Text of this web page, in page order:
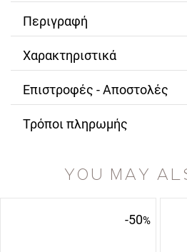
Περιγραφή
Χαρακτηριστικά
Επιστροφές - Αποστολές
Τρόποι πληρωμής
YOU MAY
-50%